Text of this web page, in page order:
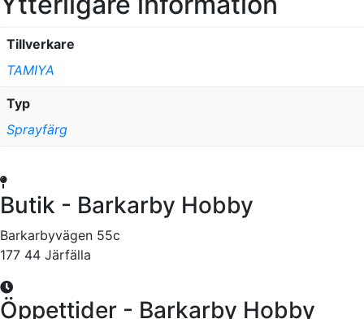
Tillverkare
TAMIYA
Typ
Sprayfärg
Butik - Barkarby Hobby
Barkarbyvägen 55c
177 44 Järfälla
Öppettider - Barkarby Hobby